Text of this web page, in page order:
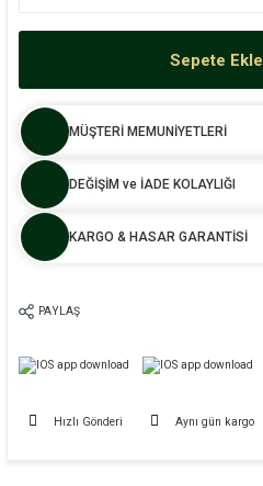
Sepete Ekle
MÜŞTERİ MEMUNİYETLERİ
DEĞİŞİM ve İADE KOLAYLIĞI
KARGO & HASAR GARANTİSİ
PAYLAŞ
Hızlı Gönderi Aynı gün kargo